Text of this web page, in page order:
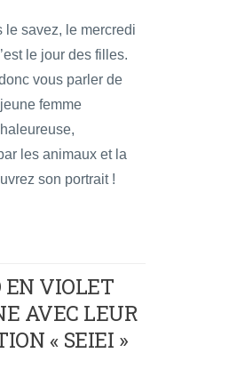
le savez, le mercredi
le jour des filles.
vous parler de
femme
les animaux et la
son portrait !
VIOLET
AVEC LEUR
« SEIEI »